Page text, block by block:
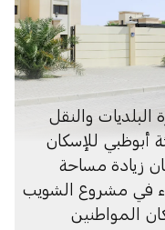
البلديات والنقل
أبوظبي للإسكان
زيادة مساحة
في مشروع الشويب
المواطنين